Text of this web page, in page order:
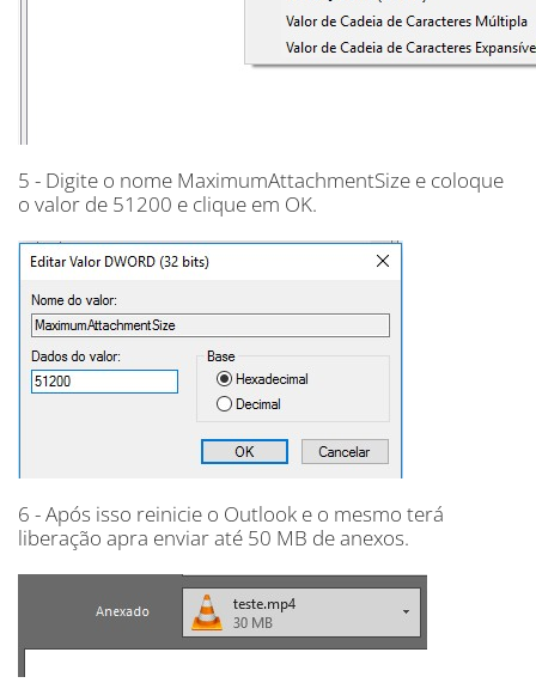
5 - Digite o nome MaximumAttachmentSize e coloque
o valor de 51200 e clique em OK.
6 - Após isso reinicie o Outlook e o mesmo terá
liberação apra enviar até 50 MB de anexos.